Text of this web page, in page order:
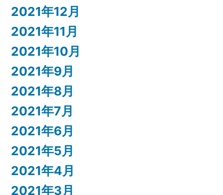
2021年12月
2021年11月
2021年10月
2021年9月
2021年8月
2021年7月
2021年6月
2021年5月
2021年4月
2021年3月